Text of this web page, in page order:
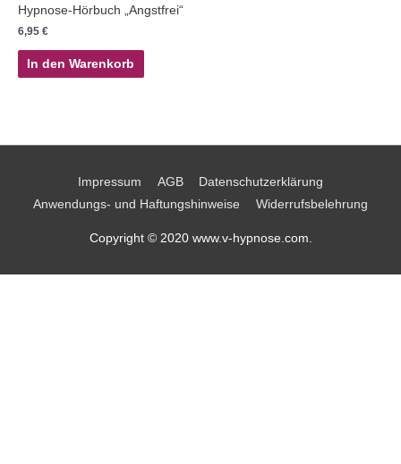
Hypnose-Hörbuch „Angstfrei“
6,95 €
In den Warenkorb
Impressum AGB
Datenschutzerklärung
Anwendungs- und Haftungshinweise
Widerrufsbelehrung
Copyright © 2020 www.v-hypnose.com.